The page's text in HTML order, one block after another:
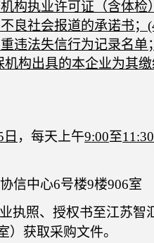
构执业许可证（含体检）
良社会报道的承诺书；
违法失信行为记录名单
构出具的本企业为其缴
日 ，每天上午9:00至11:30
信中心6号楼9楼906室
执照、授权书至江苏
）获取采购文件。